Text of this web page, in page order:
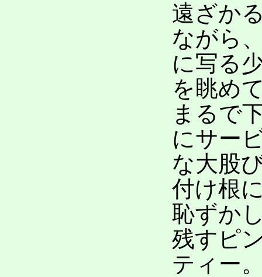
遠ざか
ながら
に写る
を眺め
まるで
にサー
な大股
付け根
恥ずか
残すピ
ティー